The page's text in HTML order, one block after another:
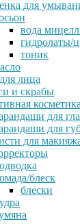
для
вода
гидролаты/
тоник
лица
и скрабы
косметика
для
для
для
блеск
блески